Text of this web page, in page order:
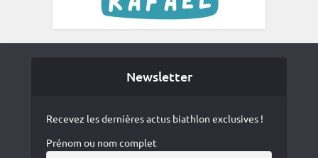
Newsletter
Recevez les dernières actus biathlon exclusives !
Prénom ou nom complet